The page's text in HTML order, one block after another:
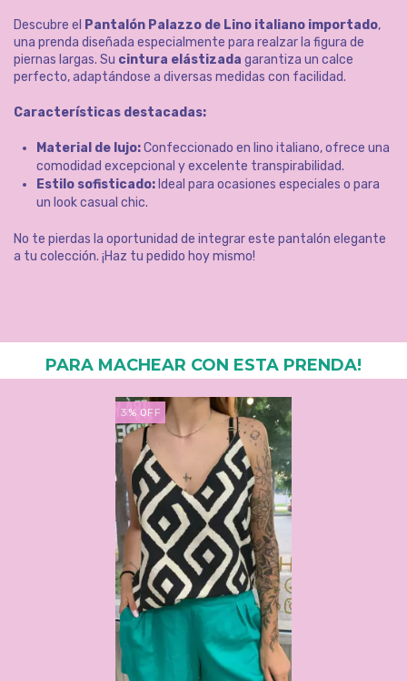
Descubre el Pantalón Palazzo de Lino italiano importado,
una prenda diseñada especialmente para realzar la figura de
piernas largas. Su cintura elástizada garantiza un calce
perfecto, adaptándose a diversas medidas con facilidad.
Características destacadas:
Material de lujo:Confeccionado en lino italiano, ofrece una
comodidad excepcional y excelente transpirabilidad.
Estilo sofisticado: Ideal para ocasiones especiales o para
un look casual chic.
No te pierdas la oportunidad de integrar este pantalón elegante
a tu colección. ¡Haz tu pedido hoy mismo!
PARA MACHEAR CON ESTA PRENDA!
3 % OFF